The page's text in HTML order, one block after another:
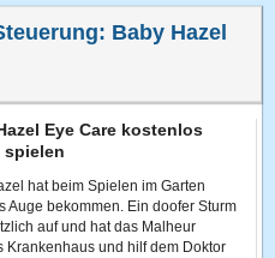
Baby Hazel
Eye Care kostenlos
spielen
hat beim Spielen im Garten
Auge bekommen. Ein doofer Sturm
auf und hat das Malheur
Krankenhaus und hilf dem Doktor